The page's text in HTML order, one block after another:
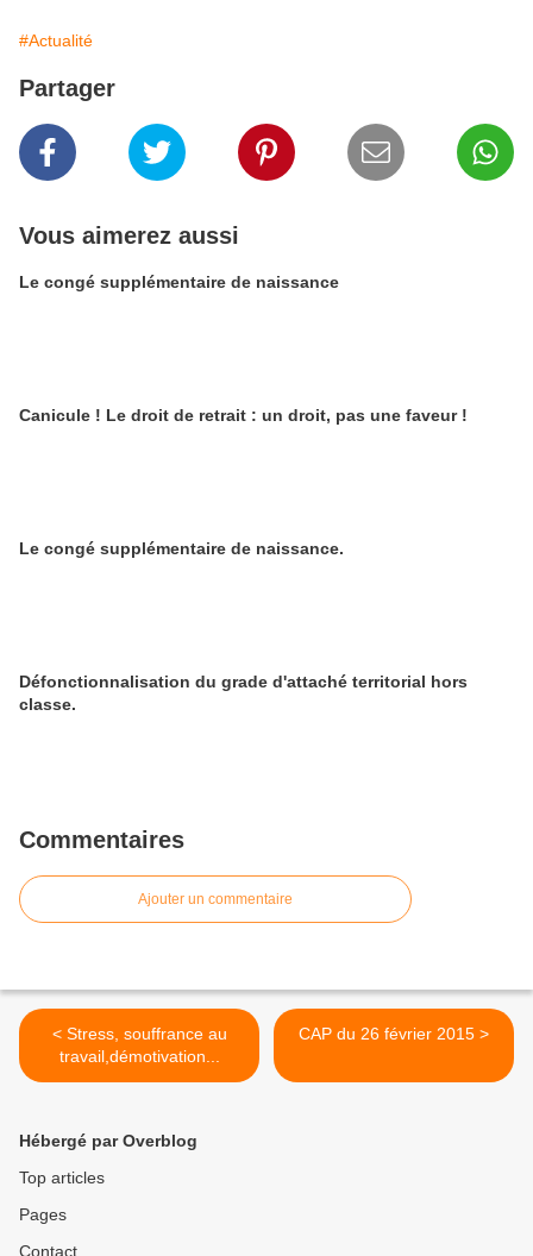
#Actualité
Partager
Vous aimerez aussi
Le congé supplémentaire de naissance
Canicule ! Le droit de retrait : un droit, pas une faveur !
Le congé supplémentaire de naissance.
Défonctionnalisation du grade d'attaché territorial hors
classe.
Commentaires
Ajouter un commentaire
< Stress, souffrance au
travail,démotivation...
CAP du 26 février 2015 >
Hébergé par Overblog
Top articles
Pages
Contact